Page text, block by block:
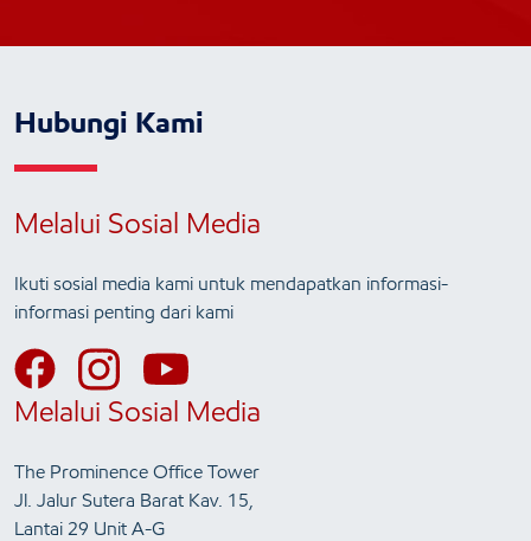
Hubungi Kami
Melalui Sosial Media
Ikuti sosial media kami untuk mendapatkan informasi-
informasi penting dari kami
Melalui Sosial Media
The Prominence Office Tower
Jl. Jalur Sutera Barat Kav. 15,
Lantai 29 Unit A-G